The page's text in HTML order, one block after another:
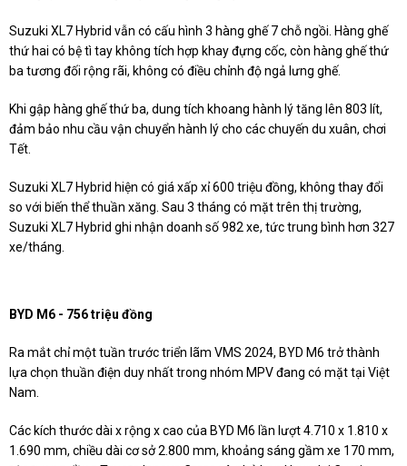
Suzuki XL7 Hybrid vẫn có cấu hình 3 hàng ghế 7 chỗ ngồi. Hàng ghế
thứ hai có bệ tì tay không tích hợp khay đựng cốc, còn hàng ghế thứ
ba tương đối rộng rãi, không có điều chỉnh độ ngả lưng ghế.
Khi gập hàng ghế thứ ba, dung tích khoang hành lý tăng lên 803 lít,
đảm bảo nhu cầu vận chuyển hành lý cho các chuyến du xuân, chơi
Tết.
Suzuki XL7 Hybrid hiện có giá xấp xỉ 600 triệu đồng, không thay đổi
so với biến thể thuần xăng. Sau 3 tháng có mặt trên thị trường,
Suzuki XL7 Hybrid ghi nhận doanh số 982 xe, tức trung bình hơn 327
xe/tháng.
BYD M6 - 756 triệu đồng
Ra mắt chỉ một tuần trước triển lãm VMS 2024, BYD M6 trở thành
lựa chọn thuần điện duy nhất trong nhóm MPV đang có mặt tại Việt
Nam.
Các kích thước dài x rộng x cao của BYD M6 lần lượt 4.710 x 1.810 x
1.690 mm, chiều dài cơ sở 2.800 mm, khoảng sáng gầm xe 170 mm,